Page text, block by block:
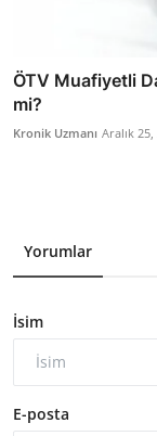
ÖTV Muafiyetli
mi?
Kronik Uzmanı Aralık 25,
Yorumlar
İsim
E-posta